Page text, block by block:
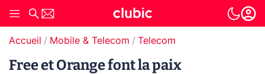
Accueil Mobile & Telecom Telecom
Free et Orange font la paix